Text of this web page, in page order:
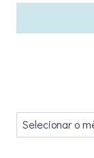
Arquivos